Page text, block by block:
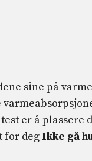
sine på
er å plassere
for deg Ikke gå